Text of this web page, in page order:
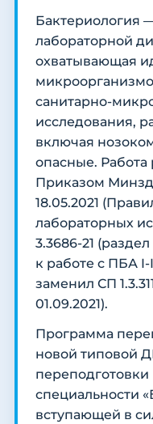
Бактериология
лабораторной
охватывающая
санитарно-
исследования,
включая
опасные. Работа
Приказом
18.05.2021
лабораторных
3.3686-21
к работе с ПБА I-
заменил СП
01.09.2021).
Программа
новой типовой
специальности
вступающей в